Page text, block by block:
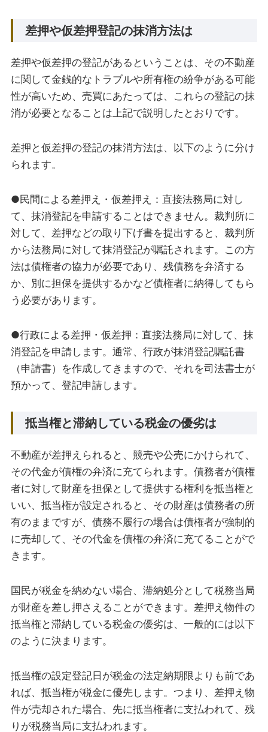
差押や仮差押登記の抹消方法は
差押や仮差押の登記があるということは、その不動産
に関して金銭的なトラブルや所有権の紛争がある可能
性が高いため、売買にあたっては、これらの登記の抹
消が必要となることは上記で説明したとおりです。
差押と仮差押の登記の抹消方法は、以下のように分け
られます。
●民間による差押え・仮差押え：直接法務局に対し
て、抹消登記を申請することはできません。裁判所に
対して、差押などの取り下げ書を提出すると、裁判所
から法務局に対して抹消登記が嘱託されます。この方
法は債権者の協力が必要であり、残債務を弁済する
か、別に担保を提供するかなど債権者に納得してもら
う必要があります。
●行政による差押・仮差押：直接法務局に対して、抹
消登記を申請します。通常、行政が抹消登記嘱託書
（申請書）を作成してきますので、それを司法書士が
預かって、登記申請します。
抵当権と滞納している税金の優劣は
不動産が差押えられると、競売や公売にかけられて、
その代金が債権の弁済に充てられます。債務者が債権
者に対して財産を担保として提供する権利を抵当権と
いい、抵当権が設定されると、その財産は債務者の所
有のままですが、債務不履行の場合は債権者が強制的
に売却して、その代金を債権の弁済に充てることがで
きます。
国民が税金を納めない場合、滞納処分として税務当局
が財産を差し押さえることができます。差押え物件の
抵当権と滞納している税金の優劣は、一般的には以下
のように決まります。
抵当権の設定登記日が税金の法定納期限よりも前であ
れば、抵当権が税金に優先します。つまり、差押え物
件が売却された場合、先に抵当権者に支払われて、残
りが税務当局に支払われます。